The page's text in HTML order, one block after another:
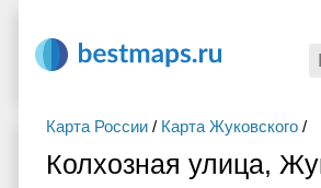
Карта России / Карта Жуковского /
Колхозная улица,